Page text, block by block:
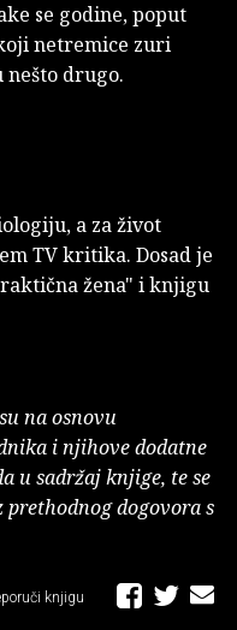
se godine, poput
netremice zuri
drugo.
a za život
TV kritika. Dosad je
žena" i knjigu
na osnovu
i njihove dodatne
u sadržaj knjige, te se
dogovora s
knjigu